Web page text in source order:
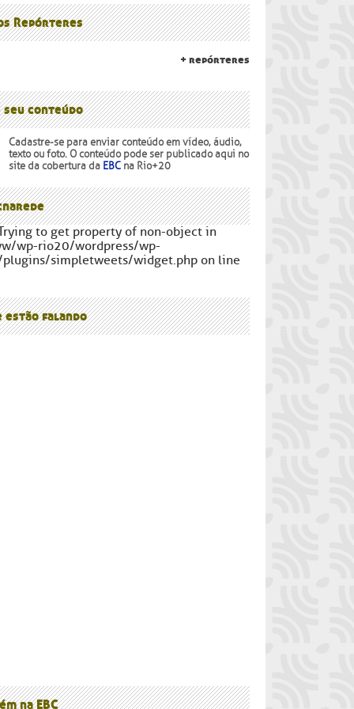
Povos
Repórteres
+ repórteres
seu conteúdo
Cadastre-se para enviar conteúdo em vídeo, áudio,
texto ou foto. O conteúdo pode ser publicado aqui no
site da cobertura da EBC na Rio+20
to get property of non-object in
wp-rio20/wordpress/wp-
simpletweets/widget.php on line
estão falando
na EBC